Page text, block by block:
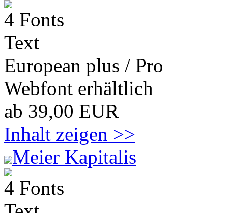
4 Fonts
Text
European plus / Pro
Webfont erhältlich
ab 39,00 EUR
Inhalt zeigen >>
Meier Kapitalis
4 Fonts